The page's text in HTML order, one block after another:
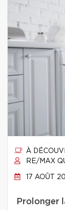
À
RE/MAX
17 AOÛT
Prolonger